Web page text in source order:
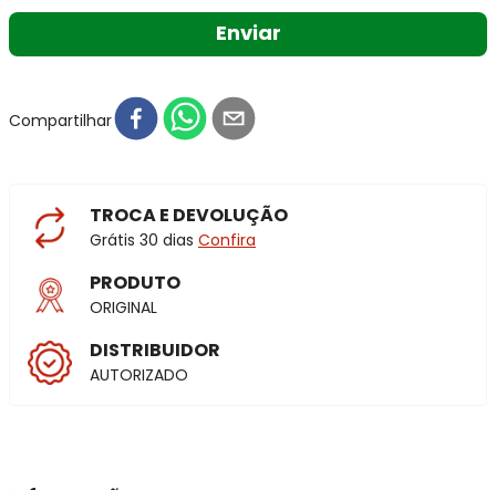
Enviar
Compartilhar
TROCA E DEVOLUÇÃO
Grátis 30 dias Confira
PRODUTO
ORIGINAL
DISTRIBUIDOR
AUTORIZADO